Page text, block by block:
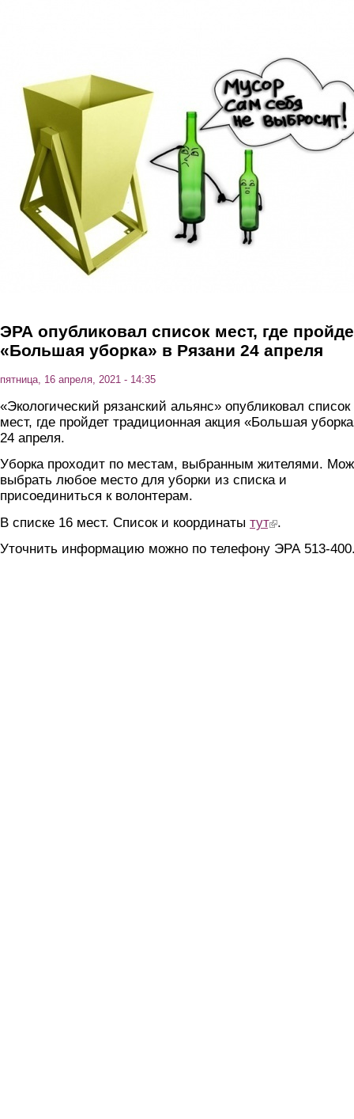
ЭРА опубликовал список мест, где
«Большая уборка» в Рязани 24 апреля
пятница, 16 апреля, 2021 - 14:35
«Экологический рязанский альянс» опубликовал список
мест, где пройдет традиционная акция «Большая
24 апреля.
Уборка проходит по местам, выбранным жителями.
выбрать любое место для уборки из списка и
присоединиться к волонтерам.
В списке 16 мест. Список и координаты тут(link is external)
.
Уточнить информацию можно по телефону ЭРА 513-